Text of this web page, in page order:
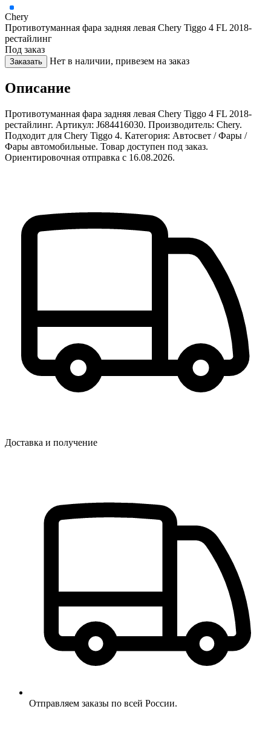
Chery
Противотуманная фара задняя левая Chery Tiggo 4 FL 2018-
рестайлинг
Под заказ
Заказать Нет в наличии, привезем на заказ
Описание
Противотуманная фара задняя левая Chery Tiggo 4 FL 2018-
рестайлинг. Артикул: J684416030. Производитель: Chery.
Подходит для Chery Tiggo 4. Категория: Автосвет / Фары /
Фары автомобильные. Товар доступен под заказ.
Ориентировочная отправка с 16.08.2026.
Доставка и получение
Отправляем заказы по всей России.